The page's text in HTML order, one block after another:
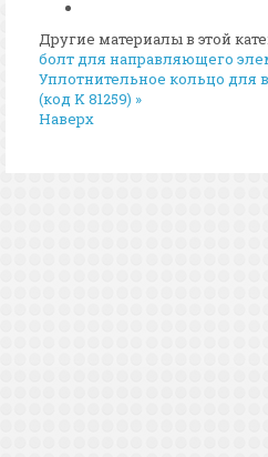
Другие материалы в этой
болт для направляющего
Уплотнительное кольцо для
(код K 81259) »
Наверх